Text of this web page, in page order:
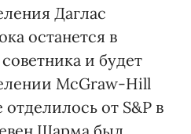
Даглас
останется в
советника и будет
McGraw-Hill
от S&P в